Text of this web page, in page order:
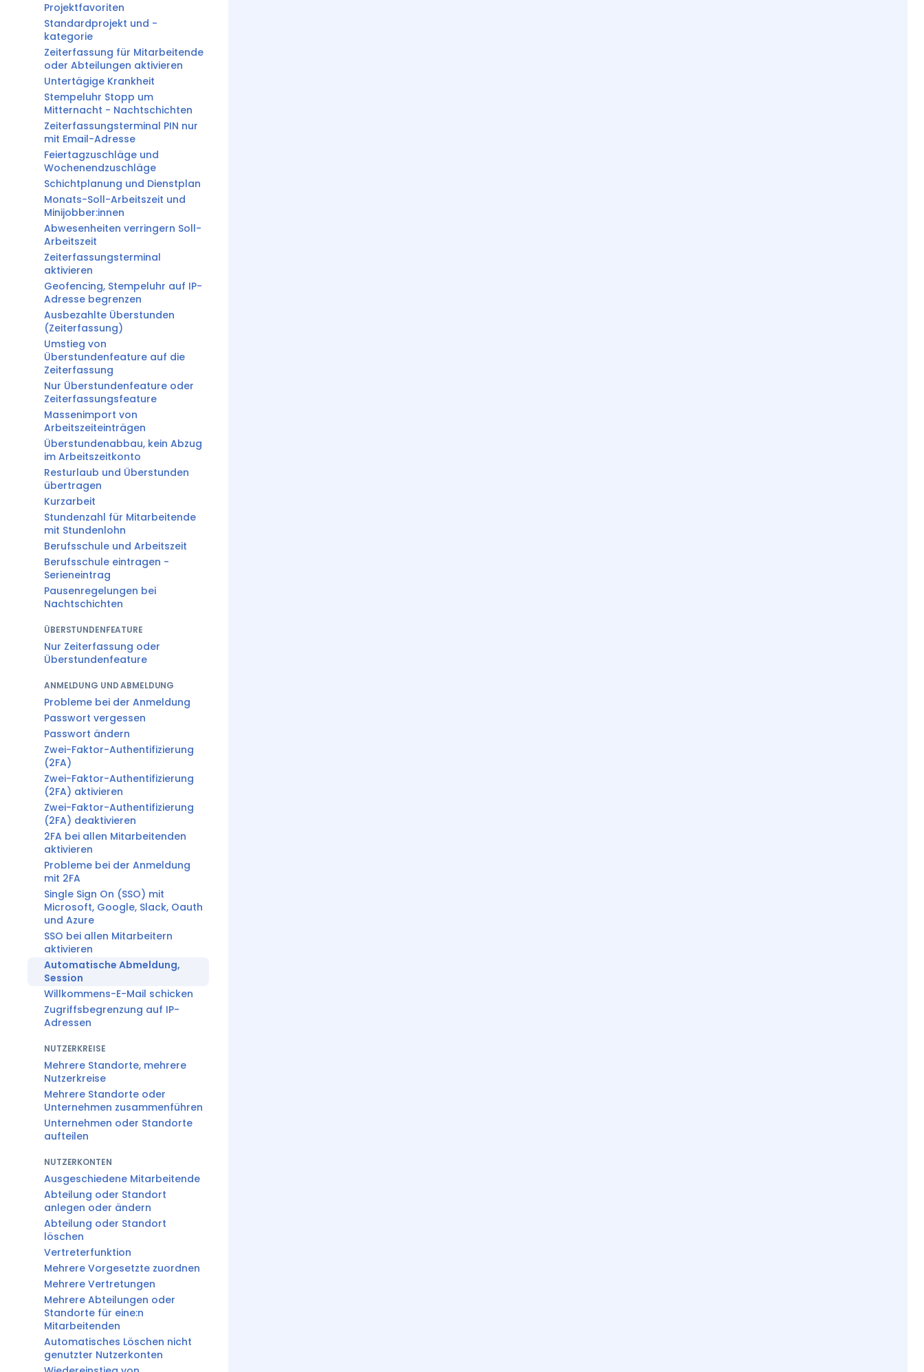
Projektfavoriten
Standardprojekt und -
kategorie
Zeiterfassung für Mitarbeitende
oder Abteilungen aktivieren
Untertägige Krankheit
Stempeluhr Stopp um
Mitternacht - Nachtschichten
Zeiterfassungsterminal PIN nur
mit Email-Adresse
Feiertagzuschläge und
Wochenendzuschläge
Schichtplanung und Dienstplan
Monats-Soll-Arbeitszeit und
Minijobber:innen
Abwesenheiten verringern Soll-
Arbeitszeit
Zeiterfassungsterminal
aktivieren
Geofencing, Stempeluhr auf IP-
Adresse begrenzen
Ausbezahlte Überstunden
(Zeiterfassung)
Umstieg von
Überstundenfeature auf die
Zeiterfassung
Nur Überstundenfeature oder
Zeiterfassungsfeature
Massenimport von
Arbeitszeiteinträgen
Überstundenabbau, kein Abzug
im Arbeitszeitkonto
Resturlaub und Überstunden
übertragen
Kurzarbeit
Stundenzahl für Mitarbeitende
mit Stundenlohn
Berufsschule und Arbeitszeit
Berufsschule eintragen -
Serieneintrag
Pausenregelungen bei
Nachtschichten
ÜBERSTUNDENFEATURE
Nur Zeiterfassung oder
Überstundenfeature
ANMELDUNG UND ABMELDUNG
Probleme bei der Anmeldung
Passwort vergessen
Passwort ändern
Zwei-Faktor-Authentifizierung
(2FA)
Zwei-Faktor-Authentifizierung
(2FA) aktivieren
Zwei-Faktor-Authentifizierung
(2FA) deaktivieren
2FA bei allen Mitarbeitenden
aktivieren
Probleme bei der Anmeldung
mit 2FA
Single Sign On (SSO) mit
Microsoft, Google, Slack, Oauth
und Azure
SSO bei allen Mitarbeitern
aktivieren
Automatische Abmeldung,
Session
Willkommens-E-Mail schicken
Zugriffsbegrenzung auf IP-
Adressen
NUTZERKREISE
Mehrere Standorte, mehrere
Nutzerkreise
Mehrere Standorte oder
Unternehmen zusammenführen
Unternehmen oder Standorte
aufteilen
NUTZERKONTEN
Ausgeschiedene Mitarbeitende
Abteilung oder Standort
anlegen oder ändern
Abteilung oder Standort
löschen
Vertreterfunktion
Mehrere Vorgesetzte zuordnen
Mehrere Vertretungen
Mehrere Abteilungen oder
Standorte für eine:n
Mitarbeitenden
Automatisches Löschen nicht
genutzter Nutzerkonten